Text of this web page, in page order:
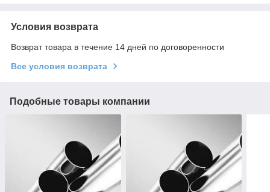
Условия возврата
Возврат товара в течение 14 дней по договоренности
Все условия возврата
Подобные товары компании